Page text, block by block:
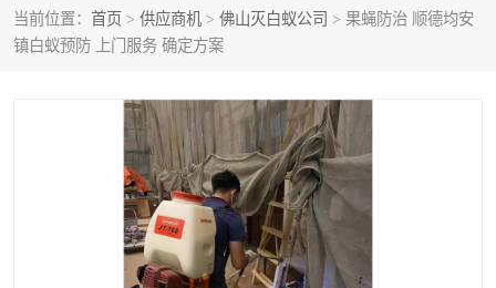
当前位置： 首页 > 供应商机 > 佛山灭白蚁公司 > 果蝇防治 顺德均安
镇白蚁预防 上门服务 确定方案
除四害公司
佛山白蚁防治公司
佛山灭白蚁公司 佛山杀虫公司
佛山除四害公司 灭鼠
消杀